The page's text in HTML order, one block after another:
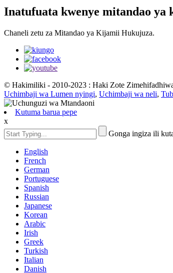
Inatufuata kwenye mitandao ya
Chaneli zetu za Mitandao ya Kijamii Hukujuza.
© Hakimiliki - 2010-2023 : Haki Zote
Uchimbaji wa Lumen nyingi, Uchimbaji wa neli,
Kutuma barua pepe
x
Gonga ingiza ili
English
French
German
Portuguese
Spanish
Russian
Japanese
Korean
Arabic
Irish
Greek
Turkish
Italian
Danish